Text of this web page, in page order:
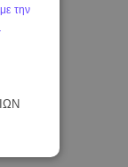
την